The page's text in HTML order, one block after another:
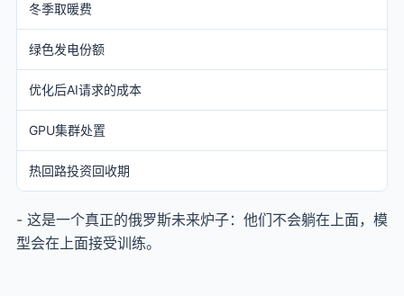
冬季取暖费
绿色发电份额
优化后AI请求的成本
GPU集群处置
热回路投资回收期
- 这是一个真正的俄罗斯未来炉子：他们不会躺在上面，模
型会在上面接受训练。